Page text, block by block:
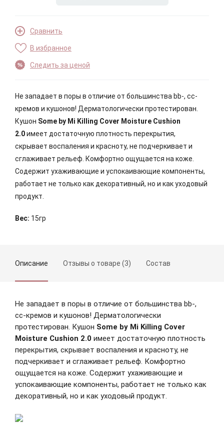
Сравнить
В избранное
Следить за ценой
Не западает в поры в отличие от большинства bb-, сс-
кремов и кушонов! Дерматологически протестирован.
Кушон Some by Mi Killing Cover Moisture Cushion
2.0имеет достаточную плотность перекрытия,
скрывает воспаления и красноту, не подчеркивает и
сглаживает рельеф. Комфортно ощущается на коже.
Содержит ухаживающие и успокаивающие компоненты,
работает не только как декоративный, но и как уходовый
продукт.
Вес: 15гр
Описание Отзывы о товаре (3) Состав
Не западает в поры в отличие от большинства bb-,
сс-кремов и кушонов! Дерматологически
протестирован. Кушон Some by Mi Killing Cover
Moisture Cushion 2.0 имеет достаточную плотность
перекрытия, скрывает воспаления и красноту, не
подчеркивает и сглаживает рельеф. Комфортно
ощущается на коже. Содержит ухаживающие и
успокаивающие компоненты, работает не только как
декоративный, но и как уходовый продукт.
Зарегистрироваться